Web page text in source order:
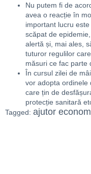
Nu putem fi de
avea o reacție în
important lucru
scăpat de
alertă și, mai ales,
tuturor regulilor
măsuri ce fac parte
În cursul zilei de
vor adopta ordinele
care țin de
protecție sanitară
Tagged: ajutor